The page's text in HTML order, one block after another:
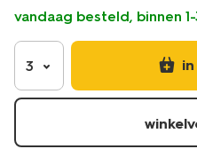
vandaag besteld, binnen
3